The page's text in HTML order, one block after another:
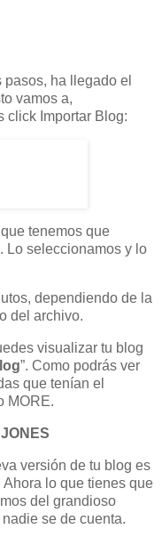
ha llegado el
vamos a,
click Importar Blog:
tenemos que
Lo seleccionamos y lo
dependiendo de la
del archivo.
visualizar tu blog
”. Como podrás ver
que tenían el
MORE.
versión de tu blog es
lo que tienes que
del grandioso
se de cuenta.